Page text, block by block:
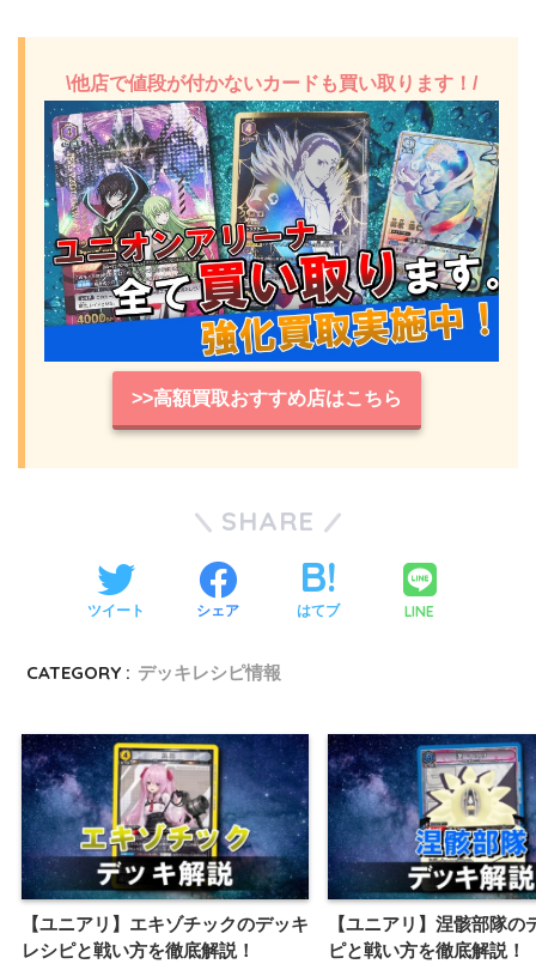
\他店で値段が付かないカードも買い取ります！/
>>高額買取おすすめ店はこちら
SHARE
ツイート シェア はてブ LINE
CATEGORY : デッキレシピ情報
【ユニアリ】エキゾチックのデッキ
レシピと戦い方を徹底解説！
【ユニアリ】涅骸部隊の
ピと戦い方を徹底解説！